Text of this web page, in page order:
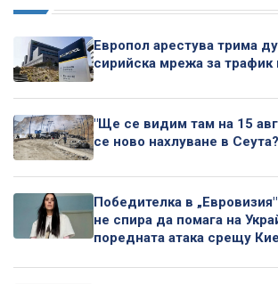
Европол арестува трима
сирийска мрежа за трафик
"Ще се видим там на 15
се ново нахлуване в Сеута?
Победителка в
не спира да помага на
поредната атака срещу